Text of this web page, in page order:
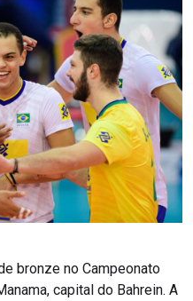
bronze no Campeonato
capital do Bahrein. A